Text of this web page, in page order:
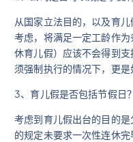
从国家立法目的，以及育
考虑，将满足一定工龄作
休育儿假）应该不会得到
须强制执行的情况下，更是
3、育儿假是否包括节假日？
考虑到育儿假出台的目的
的规定未要求一次性连休